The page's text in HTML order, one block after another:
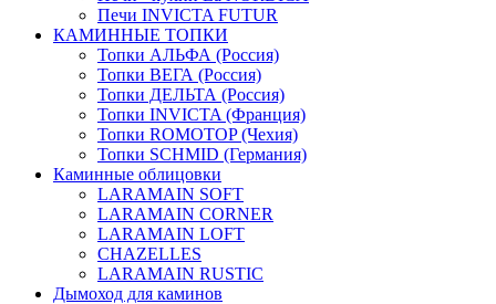
Печи INVICTA FUTUR
КАМИННЫЕ ТОПКИ
Топки АЛЬФА (Россия)
Топки ВЕГА (Россия)
Топки ДЕЛЬТА (Россия)
Топки INVICTA (Франция)
Топки ROMOTOP (Чехия)
Топки SCHMID (Германия)
Каминные облицовки
LARAMAIN SOFT
LARAMAIN CORNER
LARAMAIN LOFT
CHAZELLES
LARAMAIN RUSTIC
Дымоход для каминов